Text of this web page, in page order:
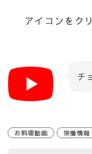
アイコンをク
チ
お料理動画 栄養情報